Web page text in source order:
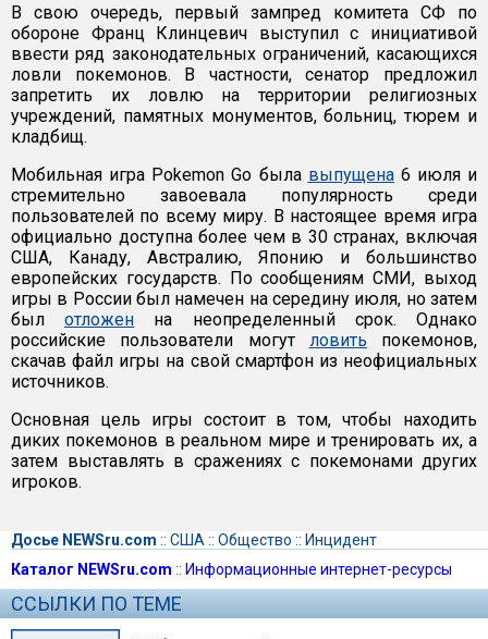
В свою очередь, первый зампред комитета СФ по
обороне Франц Клинцевич выступил с инициативой
ввести ряд законодательных ограничений, касающихся
ловли покемонов. В частности, сенатор предложил
запретить их ловлю на территории религиозных
учреждений, памятных монументов, больниц, тюрем и
кладбищ.
Мобильная игра Pokemon Go была выпущена6 июля и
стремительно завоевала популярность среди
пользователей по всему миру. В настоящее время игра
официально доступна более чем в 30 странах, включая
США, Канаду, Австралию, Японию и большинство
европейских государств. По сообщениям СМИ, выход
игры в России был намечен на середину июля, но затем
былотложен на неопределенный срок. Однако
российские пользователи могут ловить покемонов,
скачав файл игры на свой смартфон из неофициальных
источников.
Основная цель игры состоит в том, чтобы находить
диких покемонов в реальном мире и тренировать их, а
затем выставлять в сражениях с покемонами других
игроков.
Досье NEWSru.com :: США :: Общество :: Инцидент
Каталог NEWSru.com :: Информационные интернет-ресурсы
ССЫЛКИ ПО ТЕМЕ